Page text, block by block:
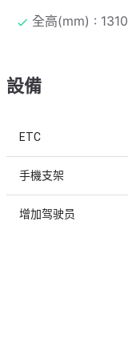
全高(mm) : 1310
設備
ETC
手機支架
增加驾驶员